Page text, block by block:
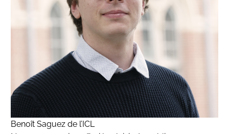
Benoît Saguez de l’ICL